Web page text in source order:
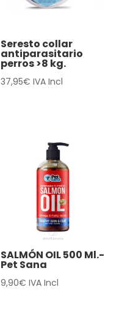
Seresto collar
antiparasitario
perros >8 kg.
37,95€ IVA Incl
SALMÓN OIL 500 Ml.-
Pet Sana
9,90€ IVA Incl